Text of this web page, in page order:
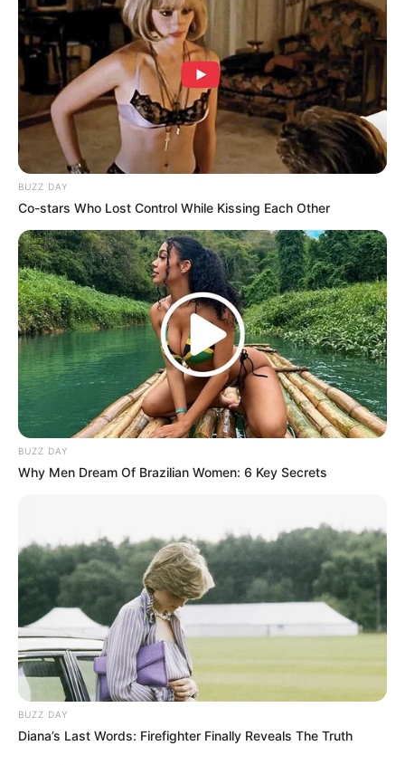
SELEBRITI
Billie Eilish Trending Karena V
BTS, Ini Penyebabnya?
Penulis: Nurul Huda |8 Desember 2019
Nama penyanyi muda asal Amerika Serikat, Billie Eilish, menjadi
Di Indonesia sendiri, Billie menempati trending urutan ketujuh
minggu pagi tadi dengan 305.000 twit yang menyebut penyanyi
muda itu. Sementara, sampai artikel ini dibuat, nama Billie Eilish
berada di posisi trending keempat di Google Trends dengan
jumlah penelusuran lebih dari 10 ribu.
Sebenarnya ada apa?
Usut punya usut, ternyata Billie Eilish menjadi sorotan warganet
menghadirkan grup K-Pop terkenal, BTS.
BUZZ DAY
Co-stars Who Lost Control While Kissing Each Other
BUZZ DAY
Why Men Dream Of Brazilian Women: 6 Key Secrets
BUZZ DAY
Diana’s Last Words: Firefighter Finally Reveals The Truth